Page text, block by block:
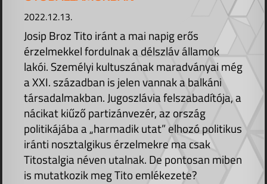
2022.12.13.
Josip Broz Tito iránt a mai napig erős
érzelmekkel fordulnak a délszláv államok
lakói. Személyi kultuszának maradványai még
a XXI. században is jelen vannak a balkáni
társadalmakban. Jugoszlávia felszabadítója, a
nácikat kiűző partizánvezér, az ország
politikájába a „harmadik utat” elhozó politikus
iránti nosztalgikus érzelmekre ma csak
Titostalgia néven utalnak. De pontosan miben
is mutatkozik meg Tito emlékezete?